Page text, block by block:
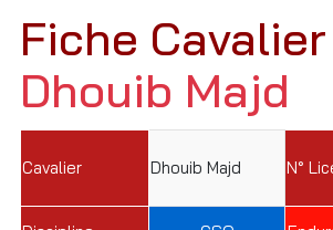
Fiche Cavalier
Dhouib Majd
Cavalier Dhouib Majd N°